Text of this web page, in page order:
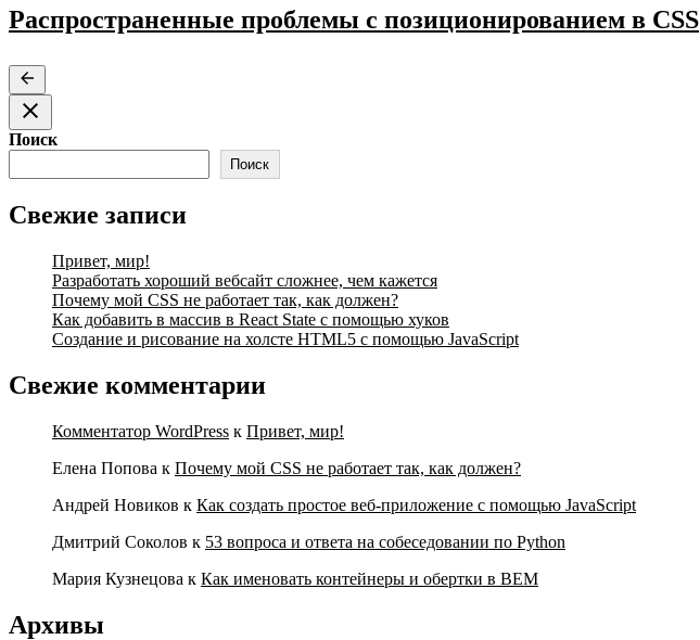
Распространенные проблемы с позиционированием в CSS
Поиск
Поиск
Свежие записи
Привет, мир!
Разработать хороший вебсайт сложнее, чем кажется
Почему мой CSS не работает так, как должен?
Как добавить в массив в React State с помощью хуков
Создание и рисование на холсте HTML5 с помощью JavaScript
Свежие комментарии
Комментатор WordPress к Привет, мир!
Елена Попова к Почему мой CSS не работает так, как должен?
Андрей Новиков к Как создать простое веб-приложение с помощью JavaScript
Дмитрий Соколов к 53 вопроса и ответа на собеседовании по Python
Мария Кузнецова к Как именовать контейнеры и обертки в BEM
Архивы